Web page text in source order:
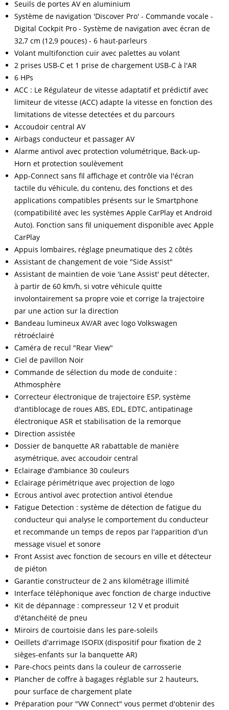
Seuils de portes AV en aluminium
Système de navigation 'Discover Pro' - Commande vocale -
Digital Cockpit Pro - Système de navigation avec écran de
32,7 cm (12,9 pouces) - 6 haut-parleurs
Volant multifonction cuir avec palettes au volant
2 prises USB-C et 1 prise de chargement USB-C à l'AR
6 HPs
ACC : Le Régulateur de vitesse adaptatif et prédictif avec
limiteur de vitesse (ACC) adapte la vitesse en fonction des
limitations de vitesse detectées et du parcours
Accoudoir central AV
Airbags conducteur et passager AV
Alarme antivol avec protection volumétrique, Back-up-
Horn et protection soulèvement
App-Connect sans fil affichage et contrôle via l'écran
tactile du véhicule, du contenu, des fonctions et des
applications compatibles présents sur le Smartphone
(compatibilité avec les systèmes Apple CarPlay et Android
Auto). Fonction sans fil uniquement disponible avec Apple
CarPlay
Appuis lombaires, réglage pneumatique des 2 côtés
Assistant de changement de voie "Side Assist"
Assistant de maintien de voie 'Lane Assist' peut détecter,
à partir de 60 km/h, si votre véhicule quitte
involontairement sa propre voie et corrige la trajectoire
par une action sur la direction
Bandeau lumineux AV/AR avec logo Volkswagen
rétroéclairé
Caméra de recul "Rear View"
Ciel de pavillon Noir
Commande de sélection du mode de conduite :
Athmosphère
Correcteur électronique de trajectoire ESP, système
d'antiblocage de roues ABS, EDL, EDTC, antipatinage
électronique ASR et stabilisation de la remorque
Direction assistée
Dossier de banquette AR rabattable de manière
asymétrique, avec accoudoir central
Eclairage d'ambiance 30 couleurs
Eclairage périmétrique avec projection de logo
Ecrous antivol avec protection antivol étendue
Fatigue Detection : système de détection de fatigue du
conducteur qui analyse le comportement du conducteur
et recommande un temps de repos par l'apparition d'un
message visuel et sonore
Front Assist avec fonction de secours en ville et détecteur
de piéton
Garantie constructeur de 2 ans kilométrage illimité
Interface téléphonique avec fonction de charge inductive
Kit de dépannage : compresseur 12 V et produit
d'étanchéité de pneu
Miroirs de courtoisie dans les pare-soleils
Oeillets d'arrimage ISOFIX (dispositif pour fixation de 2
sièges-enfants sur la banquette AR)
Pare-chocs peints dans la couleur de carrosserie
Plancher de coffre à bagages réglable sur 2 hauteurs,
pour surface de chargement plate
Préparation pour "VW Connect" vous permet d'obtenir des